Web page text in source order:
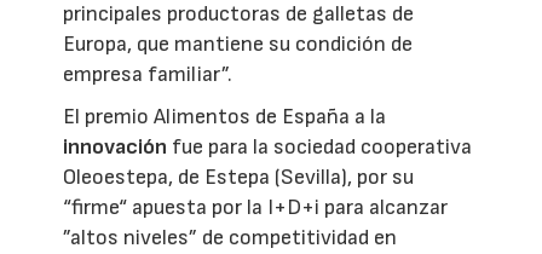
principales productoras de galletas de
Europa, que mantiene su condición de
empresa familiar”.
El premio Alimentos de España a la
innovación fue para la sociedad cooperativa
Oleoestepa, de Estepa (Sevilla), por su
“firme“ apuesta por la I+D+i para alcanzar
”altos niveles” de competitividad en